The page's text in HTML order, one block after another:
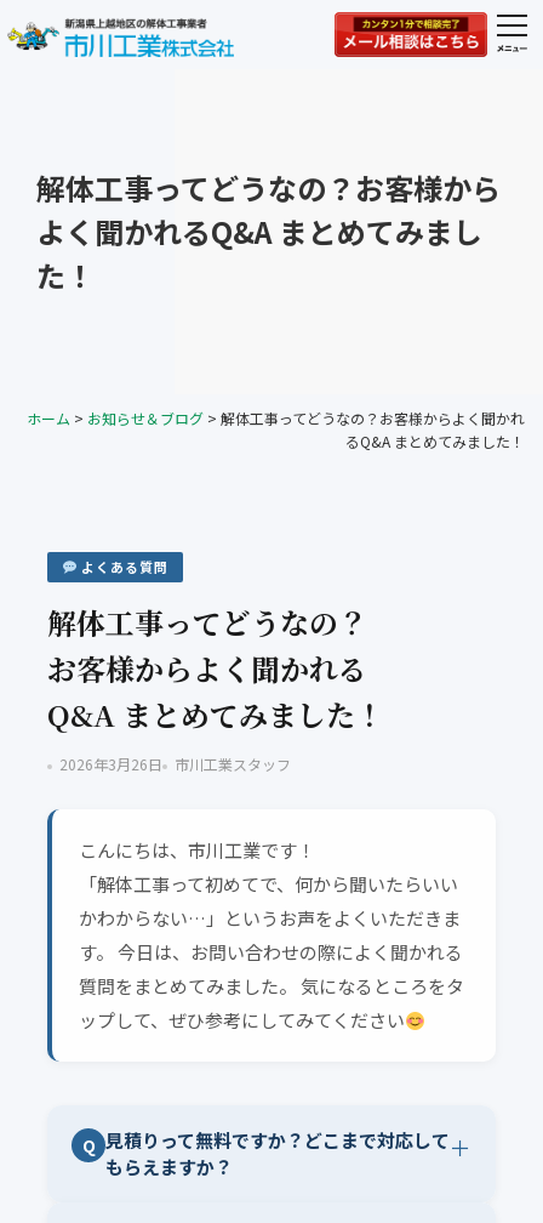
解体工事ってどうなの？お客様から
よく聞かれるQ&A まとめてみまし
た！
ホーム > お知らせ＆ブログ > 解体工事ってどうなの？お客様からよく聞かれ
るQ&A まとめてみました！
よくある質問
解体工事ってどうなの？
お客様からよく聞かれる
Q&A まとめてみました！
2026年3月26日 市川工業スタッフ
こんにちは、市川工業です！
「解体工事って初めてで、何から聞いたらいい
かわからない…」というお声をよくいただきま
す。 今日は、お問い合わせの際によく聞かれる
質問をまとめてみました。 気になるところをタ
ップして、ぜひ参考にしてみてください
Q 見積りって無料ですか？どこまで対応して
もらえますか？
＋